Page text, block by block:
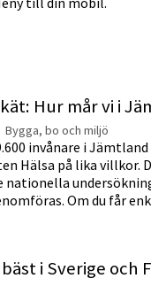
Hur mår vi i
Bygga, bo och miljö
invånare i
Hälsa på lika villkor.
Om du får
i Sverige och